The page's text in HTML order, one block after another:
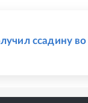
ссадину